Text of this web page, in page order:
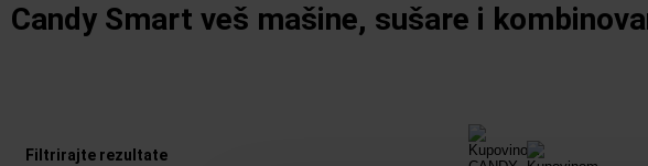
Candy Smart veš mašine, sušare i
Filtrirajte rezultate